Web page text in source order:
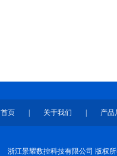
首页 关于我们 产品
浙江景耀数控科技有限公司 版权